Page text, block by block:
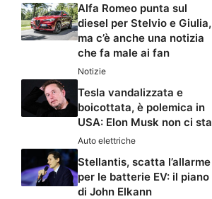
Alfa Romeo punta sul
diesel per Stelvio e Giulia,
ma c’è anche una notizia
che fa male ai fan
Notizie
Tesla vandalizzata e
boicottata, è polemica in
USA: Elon Musk non ci sta
Auto elettriche
Stellantis, scatta l’allarme
per le batterie EV: il piano
di John Elkann